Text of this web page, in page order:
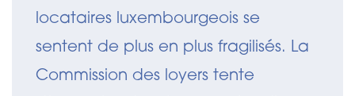
locataires luxembourgeois se
sentent de plus en plus fragilisés. La
Commission des loyers tente